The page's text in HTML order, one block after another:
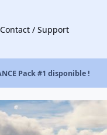
Contact / Support
Pack #1 disponible !